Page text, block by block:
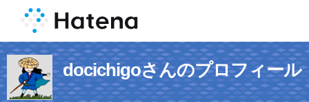
docichigoさんのプロフィール